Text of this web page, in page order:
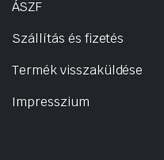
ÁSZF
Szállítás és fizetés
Termék visszaküldése
Impresszium